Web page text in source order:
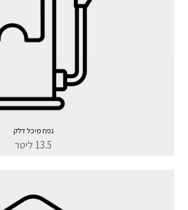
נפח מיכל דלק
13.5 ליטר